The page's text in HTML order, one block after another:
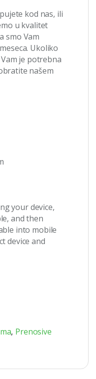
kod nas, ili
u kvalitet
smo Vam
Ukoliko
je potrebna
našem
your device,
and then
into mobile
device and
, Prenosive